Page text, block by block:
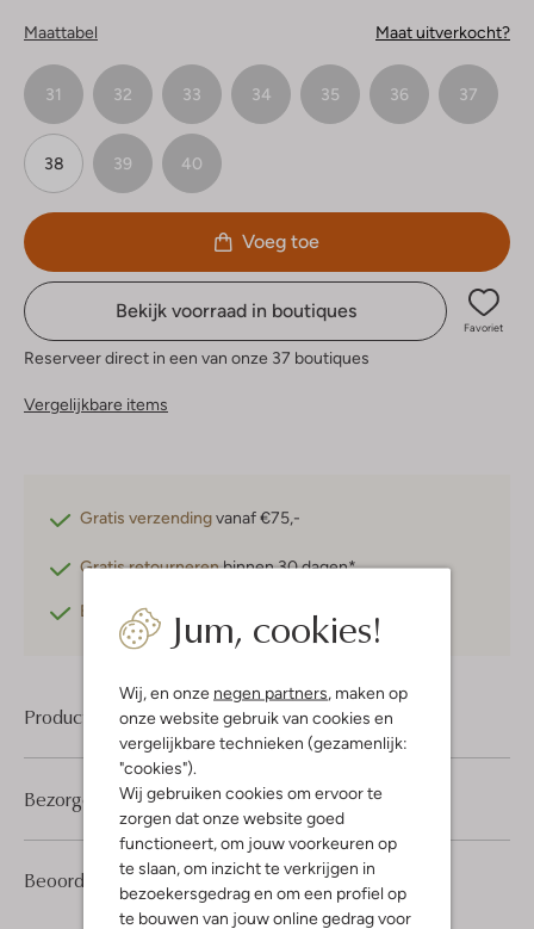
Jum, cookies!
Wij, en onze negen partners, maken op
onze website gebruik van cookies en
vergelijkbare technieken (gezamenlijk:
"cookies").
Wij gebruiken cookies om ervoor te
zorgen dat onze website goed
functioneert, om jouw voorkeuren op
te slaan, om inzicht te verkrijgen in
bezoekersgedrag en om een profiel op
te bouwen van jouw online gedrag voor
Maattabel Maat uitverkocht?
31 32 33 34 35 36 37
38 39 40
Voeg toe
Bekijk voorraad in boutiques
Favoriet
Reserveer direct in een van onze 37 boutiques
Vergelijkbare items
Gratis verzendingvanaf €75,-
Gratis retournerenbinnen 30 dagen*
Betaal achteraf
Product informatie
Beoordelingen (1) 2/5
1
2
Sterren
Bezorgen & retourneren